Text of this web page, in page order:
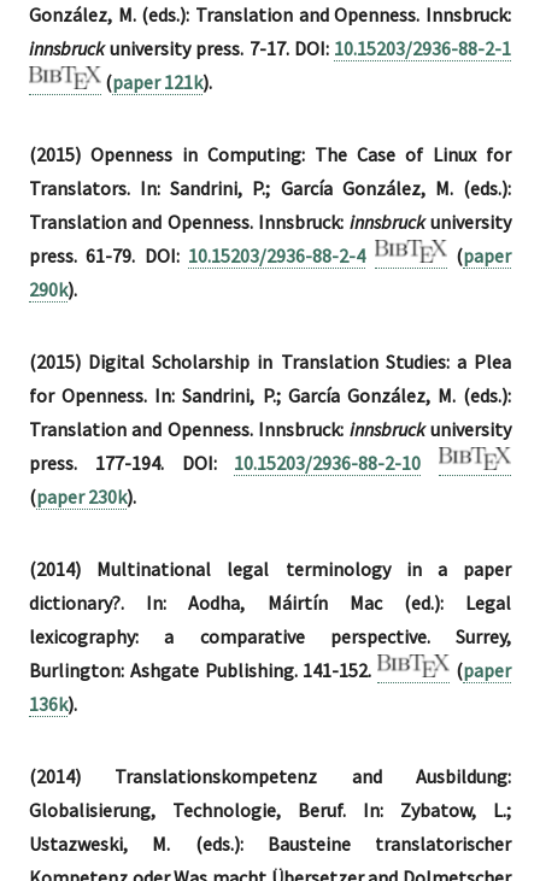
González, M. (eds.): Translation and Openness. Innsbruck:
innsbruckuniversity press. 7-17. DOI: 10.15203/2936-88-2-1
(paper 121k).
(2015) Openness in Computing: The Case of Linux for
Translators. In: Sandrini, P.; García González, M. (eds.):
Translation and Openness. Innsbruck: innsbruckuniversity
press. 61-79. DOI: 10.15203/2936-88-2-4 (paper
290k).
(2015) Digital Scholarship in Translation Studies: a Plea
for Openness. In: Sandrini, P.; García González, M. (eds.):
Translation and Openness. Innsbruck: innsbruckuniversity
press. 177-194. DOI: 10.15203/2936-88-2-10
(paper 230k).
(2014) Multinational legal terminology in a paper
dictionary?. In: Aodha, Máirtín Mac (ed.): Legal
lexicography: a comparative perspective. Surrey,
Burlington: Ashgate Publishing. 141-152.
(paper
136k).
(2014) Translationskompetenz and Ausbildung:
Globalisierung, Technologie, Beruf. In: Zybatow, L.;
Ustazweski, M. (eds.): Bausteine translatorischer